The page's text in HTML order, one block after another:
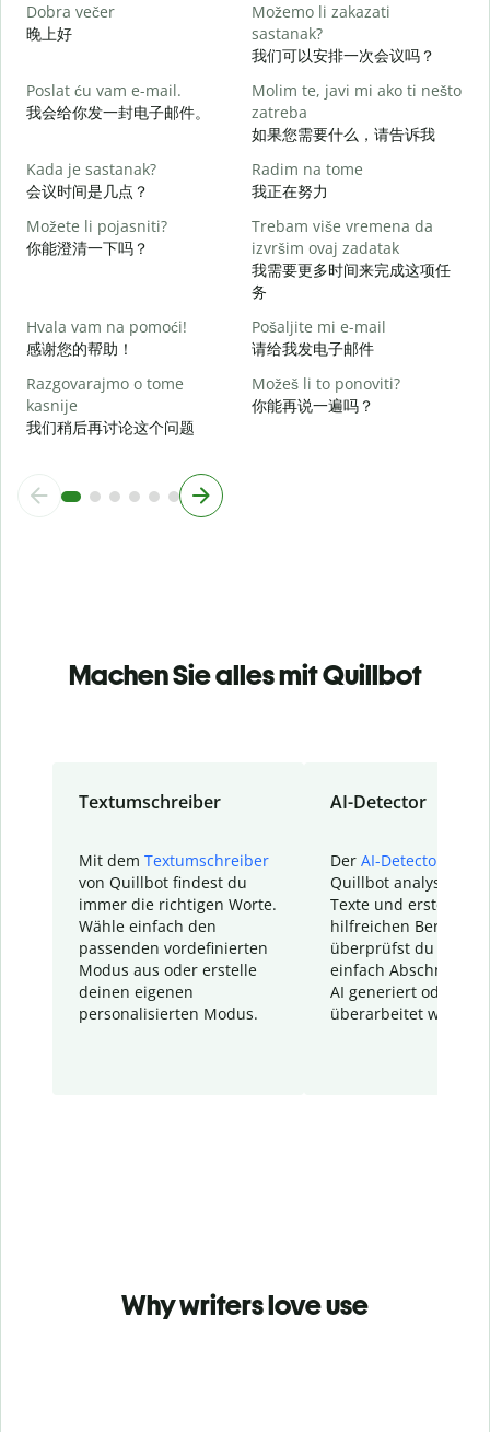
Dobra večer
晚上好
Možemo li zakazati
sastanak?
我们可以安排一次会议吗？
Poslat ću vam e-mail.
我会给你发一封电子邮件。
Molim te, javi mi ako ti nešto
zatreba
如果您需要什么，请告诉我
Kada je sastanak?
会议时间是几点？
Radim na tome
我正在努力
Možete li pojasniti?
你能澄清一下吗？
Trebam više vremena da
izvršim ovaj zadatak
我需要更多时间来完成这项任
务
Hvala vam na pomoći!
感谢您的帮助！
Pošaljite mi e-mail
请给我发电子邮件
Razgovarajmo o tome
kasnije
我们稍后再讨论这个问题
Možeš li to ponoviti?
你能再说一遍吗？
Machen Sie alles mit Quillbot
Textumschreiber
Mit dem Textumschreiber
von Quillbot findest du
immer die richtigen Worte.
Wähle einfach den
passenden vordefinierten
Modus aus oder erstelle
deinen eigenen
personalisierten Modus.
AI-Detector
Der AI-Detector
Quillbot analysiert
Texte und erstellt
hilfreichen Bericht.
überprüfst du
einfach Abschnitte,
AI generiert oder
überarbeitet wurden.
Why writers love use